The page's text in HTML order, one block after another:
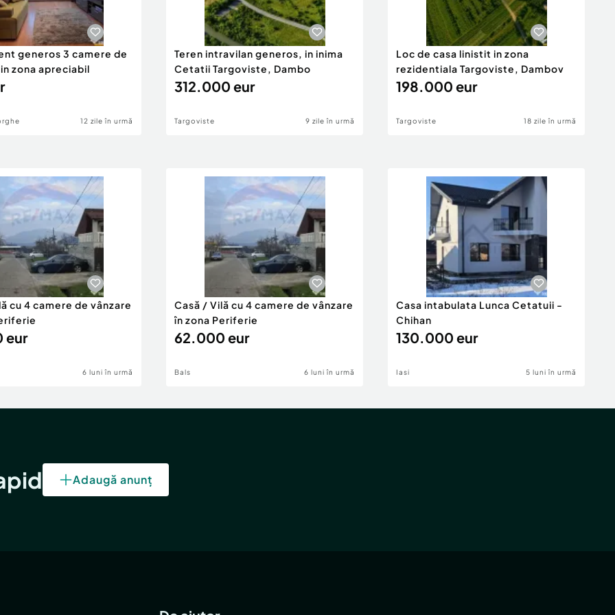
sau agentiei
generos 3 camere de
zona apreciabil
12 zile în urmă
Teren intravilan generos, in inima
Cetatii Targoviste, Dambo
312.000 eur
Targoviste 9 zile în urmă
Loc de casa linistit in zona
rezidentiala Targoviste, Dambov
198.000 eur
Targoviste 18 zile în urmă
cu 4 camere de vânzare
eur
6 luni în urmă
Casă / Vilă cu 4 camere de vânzare
în zona Periferie
62.000 eur
Bals 6 luni în urmă
Casa intabulata Lunca Cetatuii -
Chihan
130.000 eur
Iasi 5 luni în urmă
Adaugă anunț